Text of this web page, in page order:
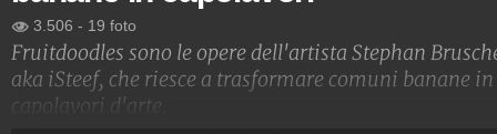
3.506 - 19 foto
Fruitdoodles sono le opere dell'artista Stephan
aka iSteef, che riesce a trasformare comuni banane in
capolavori d'arte.